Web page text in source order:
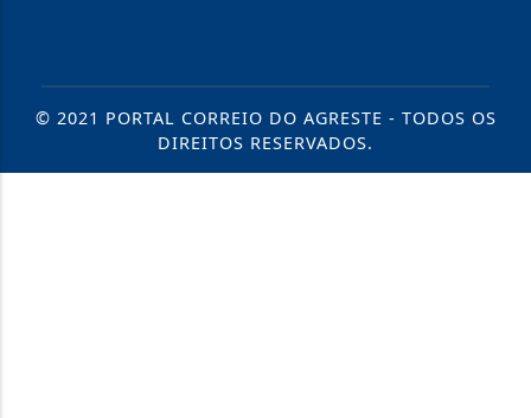
© 2021 PORTAL CORREIO DO AGRESTE - TODOS OS
DIREITOS RESERVADOS.